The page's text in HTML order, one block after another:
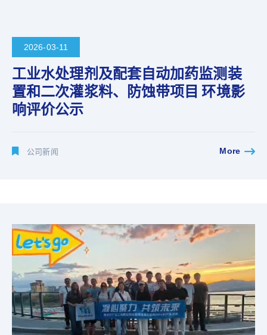
2026-03-11
工业水处理剂及配套自动加药监测装
置和二次灌浆料、防蚀带项目 环境影
响评价公示
公司新闻 More